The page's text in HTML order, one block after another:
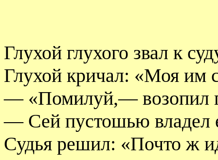
Глухой глухого звал к
Глухой кричал: «Моя им
— «Помилуй,— возопил
— Сей пустошью владел
Судья решил: «Почто ж